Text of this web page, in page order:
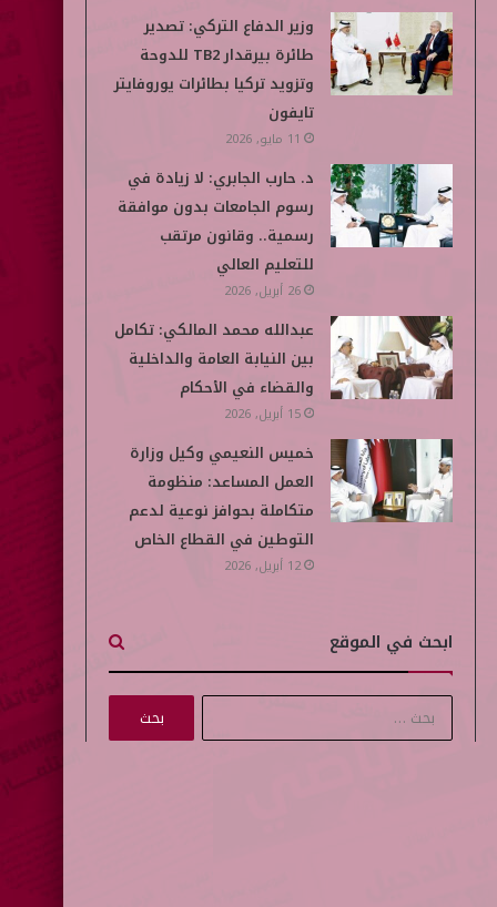
وزير الدفاع التركي: تصدير
طائرة بيرقدار TB2 للدوحة
وتزويد تركيا بطائرات يوروفايتر
تايفون
11 مايو, 2026
د. حارب الجابري: لا زيادة في
رسوم الجامعات بدون موافقة
رسمية.. وقانون مرتقب
للتعليم العالي
26 أبريل, 2026
عبدالله محمد المالكي: تكامل
بين النيابة العامة والداخلية
والقضاء في الأحكام
15 أبريل, 2026
خميس النعيمي وكيل وزارة
العمل المساعد: منظومة
متكاملة بحوافز نوعية لدعم
التوطين في القطاع الخاص
12 أبريل, 2026
ابحث في الموقع